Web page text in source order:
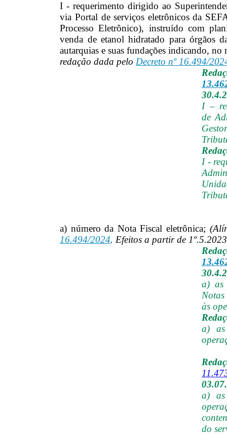
I - requerimento dirigido ao
via Portal de serviços eletrônicos da
Processo Eletrônico), instruído com
venda de etanol hidratado para órgãos
autarquias e suas fundações indicando,
redação dada peloDecreto nº 16.494/
I –
de
I -
a) número da Nota Fiscal eletrônica;
16.494/2024. Efeitos a partir de
a) as
às
a) as
a) as
do